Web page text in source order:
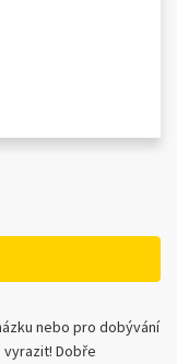
nebo pro dobývání
vyrazit! Dobře